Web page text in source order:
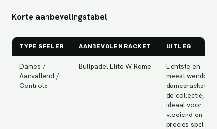
Korte aanbevelingstabel
TYPE SPELER AANBEVOLEN RACKET UITLEG
Dames /
Aanvallend /
Controle
Bullpadel Elite W Rome
Lichtste en
meest
damesracket
de collectie,
ideaal voor
vloeiend en
precies spel